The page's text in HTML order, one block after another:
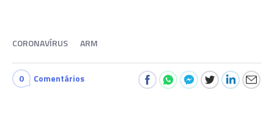
CORONAVÍRUS ARM
0 Comentários